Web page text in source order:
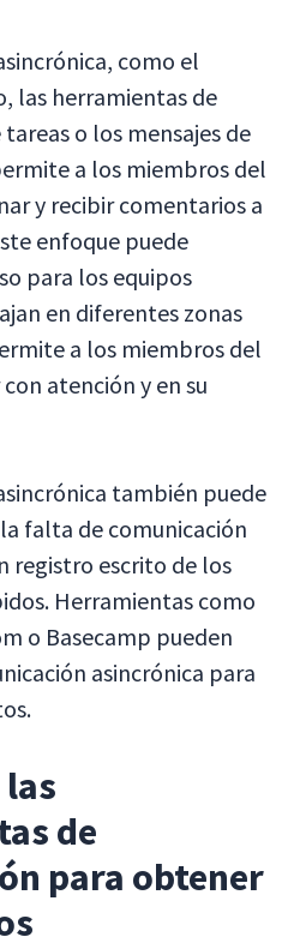
como el
las herramientas de
o los mensajes de
a los miembros del
y recibir comentarios a
enfoque puede
para los equipos
en diferentes zonas
a los miembros del
atención y en su
también puede
falta de comunicación
registro escrito de los
Herramientas como
o Basecamp pueden
asincrónica para
de
para obtener